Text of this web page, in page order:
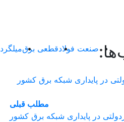
صنعت فولادقطعی برقمیلگرد
مطلب قبلی
در پایداری شبکه برق کشور